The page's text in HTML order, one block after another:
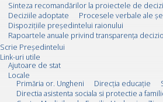
Sinteza recomandărilor la proiectele de
Deciziile adoptate
Procesele verbale ale
Dispozițiile președintelui raionului
Rapoartele anuale privind transparența
Scrie Preşedintelui
Link-uri utile
Ajutoare de stat
Locale
Primăria or. Ungheni
Direcția educație
Directia asistenta sociala si protectie a